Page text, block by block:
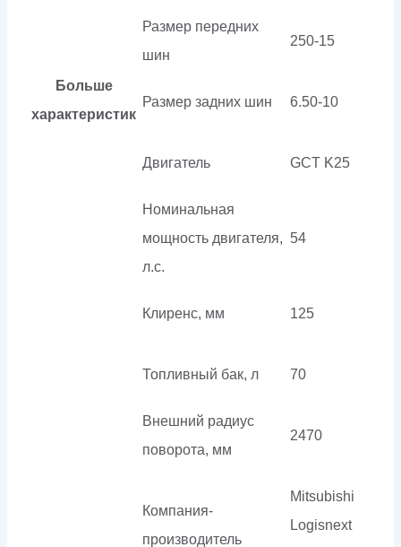
Больше
характеристик
Размер передних
шин
250-15
Размер задних шин 6.50-10
Двигатель GCT K25
Номинальная
мощность двигателя,
л.с.
54
Клиренс, мм 125
Топливный бак, л 70
Внешний радиус
поворота, мм
2470
Компания-
производитель
Mitsubishi
Logisnext